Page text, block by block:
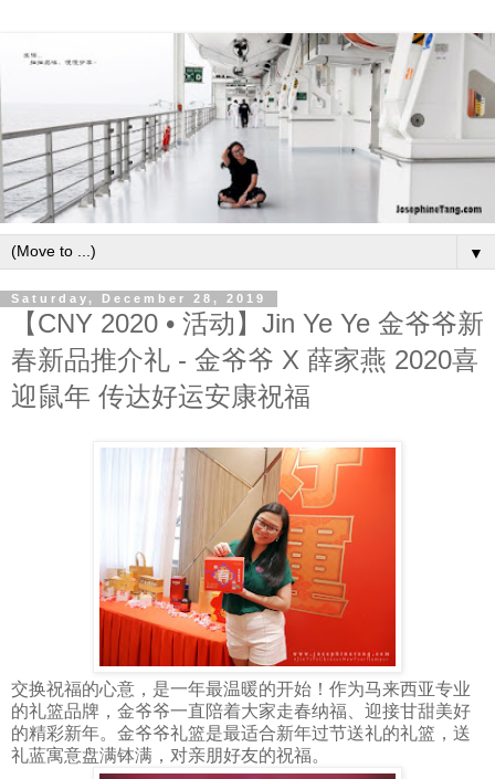
▼
Saturday, December 28, 2019
【CNY 2020 • 活动】Jin Ye Ye 金爷爷新
春新品推介礼 - 金爷爷 X 薛家燕 2020喜
迎鼠年 传达好运安康祝福
交换祝福的心意，是一年最温暖的开始！作为马来西亚专业
的礼篮品牌，金爷爷一直陪着大家走春纳福、迎接甘甜美好
的精彩新年。金爷爷礼篮是最适合新年过节送礼的礼篮，送
礼蓝寓意盘满钵满，对亲朋好友的祝福。